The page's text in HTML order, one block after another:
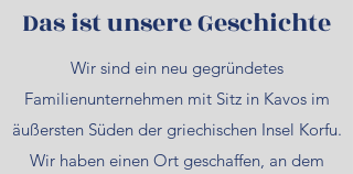
Das ist unsere Geschichte
Wir sind ein neu gegründetes
Familienunternehmen mit Sitz in Kavos im
äußersten Süden der griechischen Insel Korfu.
Wir haben einen Ort geschaffen, an dem